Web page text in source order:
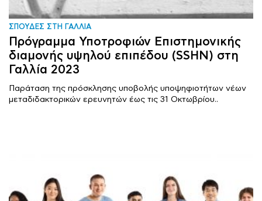
ΣΠΟΥΔΕΣ ΣΤΗ ΓΑΛΛΙΑ
Πρόγραμμα Υποτροφιών Επιστημονικής
διαμονής υψηλού επιπέδου (SSHN) στη
Γαλλία 2023
Παράταση της πρόσκλησης υποβολής υποψηφιοτήτων νέων
μεταδιδακτορικών ερευνητών έως τις 31 Οκτωβρίου..